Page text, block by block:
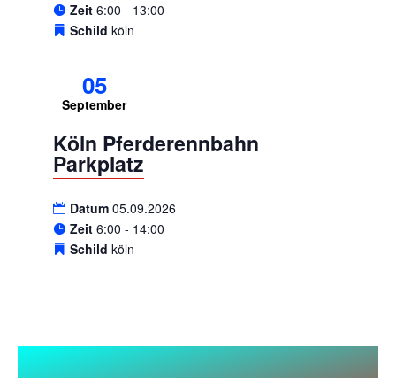
Zeit 6:00 - 13:00
Schild köln
05
September
Köln Pferderennbahn
Parkplatz
Datum 05.09.2026
Zeit 6:00 - 14:00
Schild köln